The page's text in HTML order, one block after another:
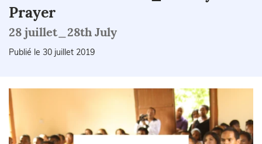
Prayer
28 juillet_28th July
Publié le 30 juillet 2019